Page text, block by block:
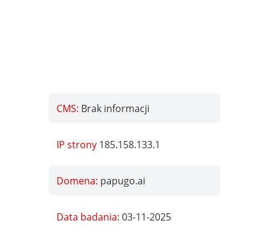
CMS: Brak informacji
IP strony 185.158.133.1
Domena: papugo.ai
Data badania:03-11-2025